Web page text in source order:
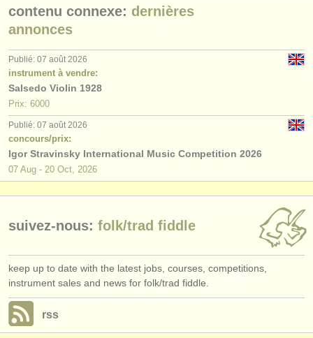
actualités musique classique
éditeurs:
ajouter votre annonce
find out about our
ATSfaq
s'identifier
contenu connexe: dernières
annonces
Publié: 07 août 2026
instrument à vendre:
Salsedo Violin 1928
Prix: 6000
Publié: 07 août 2026
concours/prix:
Igor Stravinsky International Music Competition 2026
07 Aug - 20 Oct, 2026
suivez-nous: folk/trad fiddle
keep up to date with the latest jobs, courses, competitions,
instrument sales and news for folk/trad fiddle.
rss